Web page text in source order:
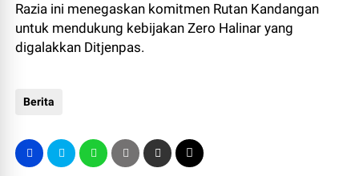
Razia ini menegaskan komitmen Rutan Kandangan
untuk mendukung kebijakan Zero Halinar yang
digalakkan Ditjenpas.
Berita